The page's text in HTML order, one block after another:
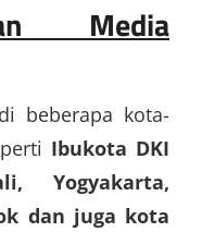
Media
beberapa kota-
Ibukota DKI
Yogyakarta,
dan juga kota